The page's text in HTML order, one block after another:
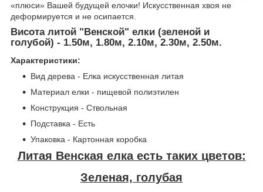
«плюси» Вашей будущей елочки! Искусственная хвоя не
деформируется и не осипается.
Висота литой "Венской" елки (зеленой и
голубой) - 1.50м, 1.80м, 2.10м, 2.30м, 2.50м.
Характеристики:
Вид дерева - Елка искусственная литая
Материал елки - пищевой полиэтилен
Конструкция - Ствольная
Подставка - Есть
Упаковка - Картонная коробка
Литая Венская елка есть таких цветов:
Зеленая, голубая